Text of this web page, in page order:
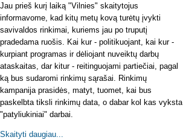
Jau prieš kurį laiką "Vilnies" skaitytojus
informavome, kad kitų metų kovą turėtų įvykti
savivaldos rinkimai, kuriems jau po truputį
pradedama ruošis. Kai kur - politikuojant, kai kur -
kurpiant programas ir dėliojant nuveiktų darbų
ataskaitas, dar kitur - reitinguojami partiečiai, pagal
ką bus sudaromi rinkimų sąrašai. Rinkimų
kampanija prasidės, matyt, tuomet, kai bus
paskelbta tiksli rinkimų data, o dabar kol kas vyksta
"patyliukiniai" darbai.
Skaityti daugiau...